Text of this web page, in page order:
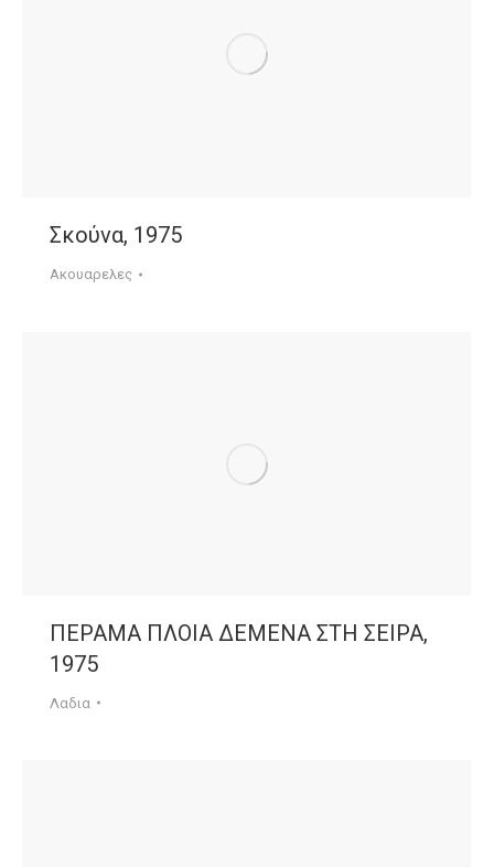
Σκούνα, 1975
Ακουαρελες
ΠΕΡΑΜΑ ΠΛΟΙΑ ΔΕΜΕΝΑ ΣΤΗ ΣΕΙΡΑ,
1975
Λαδια